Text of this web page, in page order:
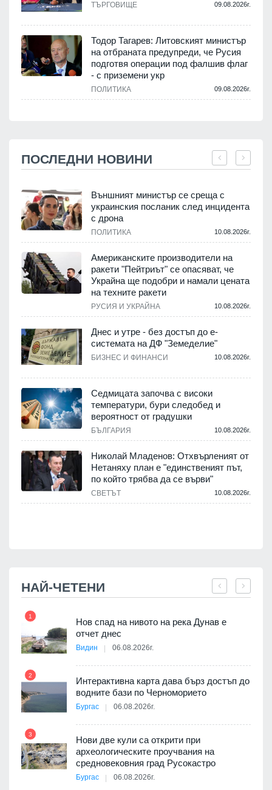
ТЪРГОВИЩЕ 09.08.2026г.
Тодор Тагарев: Литовският министър
на отбраната предупреди, че Русия
подготвя операции под фалшив флаг
- с приземени укр
ПОЛИТИКА 09.08.2026г.
ПОСЛЕДНИ НОВИНИ
Външният министър се среща с
украинския посланик след инцидента
с дрона
ПОЛИТИКА 10.08.2026г.
Американските производители на
ракети "Пейтриът" се опасяват, че
Украйна ще подобри и намали цената
на техните ракети
РУСИЯ И УКРАЙНА 10.08.2026г.
Днес и утре - без достъп до е-
системата на ДФ "Земеделие"
БИЗНЕС И ФИНАНСИ 10.08.2026г.
Седмицата започва с високи
температури, бури следобед и
вероятност от градушки
БЪЛГАРИЯ 10.08.2026г.
Николай Младенов: Отхвърленият от
Нетаняху план е "единственият път,
по който трябва да се върви"
СВЕТЪТ 10.08.2026г.
НАЙ-ЧЕТЕНИ
1
Нов спад на нивото на река Дунав е
отчет днес
Видин 06.08.2026г.
2
Интерактивна карта дава бърз достъп до
водните бази по Черноморието
Бургас 06.08.2026г.
3
Нови две кули са открити при
археологическите проучвания на
средновековния град Русокастро
Бургас 06.08.2026г.